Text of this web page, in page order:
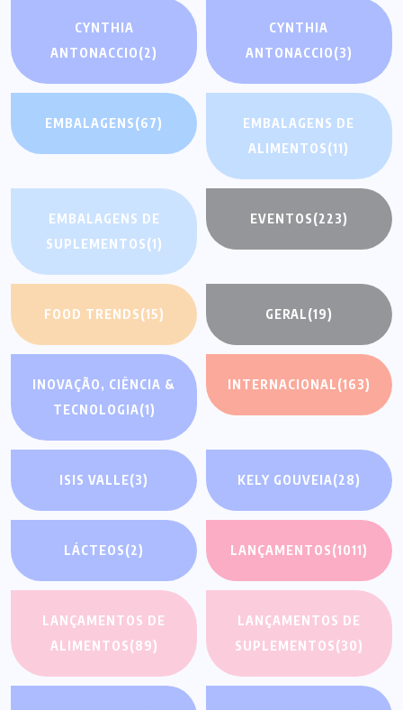
CYNTHIA
ANTONACCIO(2)
CYNTHIA
ANTONACCIO(3)
EMBALAGENS(67)
EMBALAGENS DE
ALIMENTOS(11)
EMBALAGENS DE
SUPLEMENTOS(1)
EVENTOS(223)
FOOD TRENDS(15) GERAL(19)
INOVAÇÃO, CIÊNCIA &
TECNOLOGIA(1)
INTERNACIONAL(163)
ISIS VALLE(3) KELY GOUVEIA(28)
LÁCTEOS(2) LANÇAMENTOS(1011)
LANÇAMENTOS DE
ALIMENTOS(89)
LANÇAMENTOS DE
SUPLEMENTOS(30)